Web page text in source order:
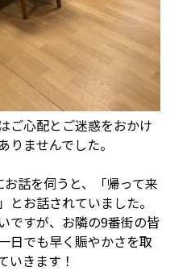
ご心配とご迷惑をおかけ
りませんでした。
話を伺うと、「帰って来
とお話されていました。
ですが、お隣の9番街の皆
日でも早く賑やかさを取
いきます！